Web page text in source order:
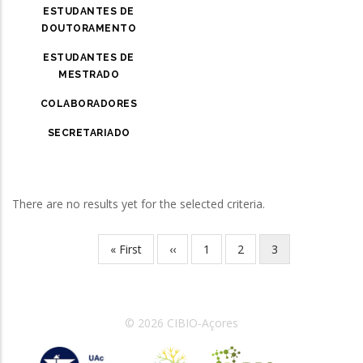
ESTUDANTES DE
DOUTORAMENTO
ESTUDANTES DE
MESTRADO
COLABORADORES
SECRETARIADO
There are no results yet for the selected criteria.
Primeira
página
« First
Página
anterior
‹‹ Página
1 Página
2
Página
atual
3
© 2026 CIBIO-Açores